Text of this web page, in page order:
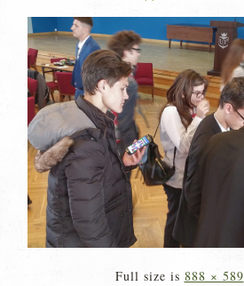
Full size is 888 × 589